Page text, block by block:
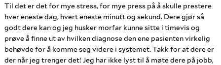
Til det er det for mye stress, for mye press på å skulle prestere
hver eneste dag, hvert eneste minutt og sekund. Dere gjør så
godt dere kan og jeg husker morfar kunne sitte i timevis og
prøve å finne ut av hvilken diagnose den ene pasienten virkelig
behøvde for å komme seg videre i systemet. Takk for at dere er
der når jeg trenger det! Jeg har ikke lyst til å møte dere på jobb,